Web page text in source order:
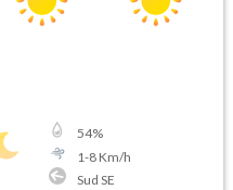
54%
1-8Km/h
Sud SE